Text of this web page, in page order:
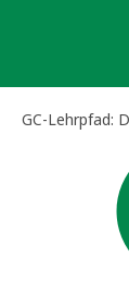
GC-Lehrpfad: